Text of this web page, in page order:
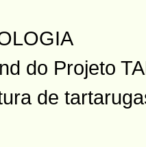
do Projeto
de